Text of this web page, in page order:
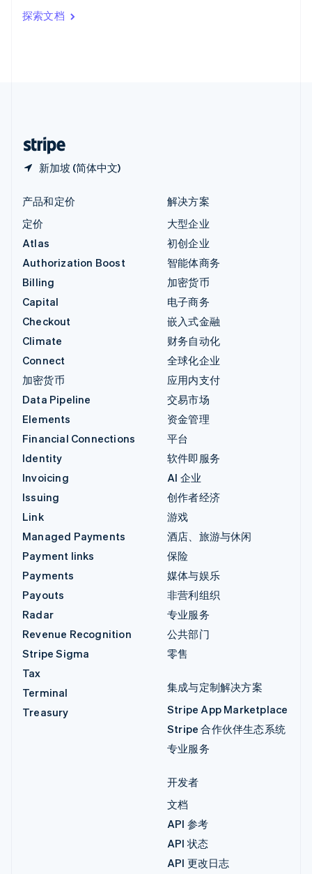
探索文档
新加坡 (简体中文)
印度
English
产品和定价
定价
Atlas
Authorization Boost
Billing
Capital
Checkout
Climate
Connect
加密货币
Data Pipeline
Elements
Financial Connections
Identity
Invoicing
Issuing
Link
Managed Payments
Payment links
Payments
Payouts
Radar
Revenue Recognition
Stripe Sigma
Tax
Terminal
Treasury
解决方案
大型企业
初创企业
智能体商务
加密货币
电子商务
嵌入式金融
财务自动化
全球化企业
应用内支付
交易市场
资金管理
平台
软件即服务
AI 企业
创作者经济
游戏
酒店、旅游与休闲
保险
媒体与娱乐
非营利组织
专业服务
公共部门
零售
集成与定制解决方案
Stripe App Marketplace
Stripe 合作伙伴生态系统
专业服务
开发者
文档
API 参考
API 状态
API 更改日志